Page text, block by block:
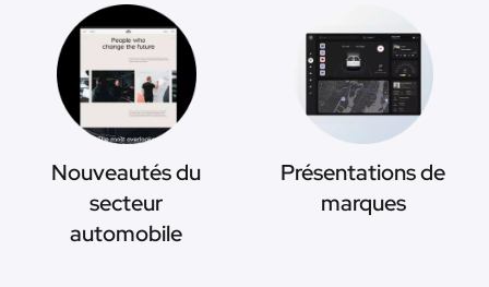
Nouveautés du
secteur
automobile
Présentations de
marques